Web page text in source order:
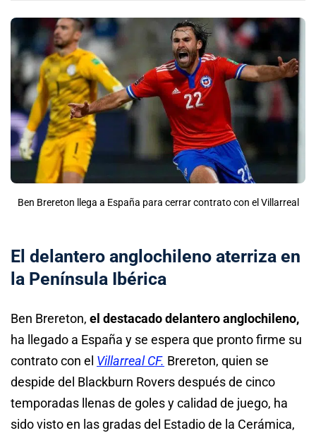
Ben Brereton llega a España para cerrar contrato con el Villarreal
El delantero anglochileno aterriza en
la Península Ibérica
Ben Brereton, el destacado delantero anglochileno,
ha llegado a España y se espera que pronto firme su
contrato con el Villarreal CF. Brereton, quien se
despide del Blackburn Rovers después de cinco
temporadas llenas de goles y calidad de juego, ha
sido visto en las gradas del Estadio de la Cerámica,